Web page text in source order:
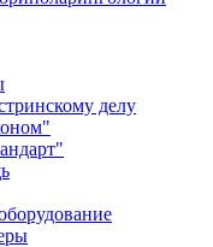
делу